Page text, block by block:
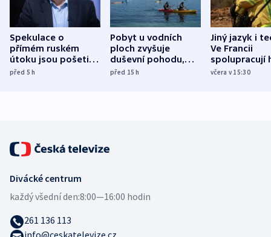
Spekulace o
přímém ruském
útoku jsou pošetilé,
míní estonský
před 5h
Pobyt u vodních
ploch zvyšuje
duševní pohodu,
ukázala
před 15h
Jiný jazyk i
Ve Francii
spolupracují
různých zemí
včera v 15:30
Divácké centrum
každý všední den:8:00—16:00 hodin
261 136 113